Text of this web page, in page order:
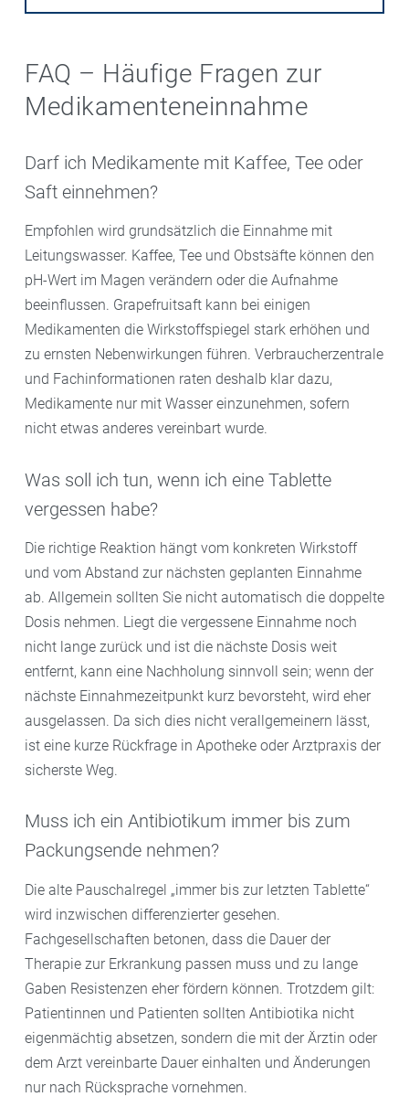
FAQ – Häufige Fragen zur
Medikamenteneinnahme
Darf ich Medikamente mit Kaffee, Tee oder
Saft einnehmen?
Empfohlen wird grundsätzlich die Einnahme mit
Leitungswasser. Kaffee, Tee und Obstsäfte können den
pH-Wert im Magen verändern oder die Aufnahme
beeinflussen. Grapefruitsaft kann bei einigen
Medikamenten die Wirkstoffspiegel stark erhöhen und
zu ernsten Nebenwirkungen führen. Verbraucherzentrale
und Fachinformationen raten deshalb klar dazu,
Medikamente nur mit Wasser einzunehmen, sofern
nicht etwas anderes vereinbart wurde.
Was soll ich tun, wenn ich eine Tablette
vergessen habe?
Die richtige Reaktion hängt vom konkreten Wirkstoff
und vom Abstand zur nächsten geplanten Einnahme
ab. Allgemein sollten Sie nicht automatisch die doppelte
Dosis nehmen. Liegt die vergessene Einnahme noch
nicht lange zurück und ist die nächste Dosis weit
entfernt, kann eine Nachholung sinnvoll sein; wenn der
nächste Einnahmezeitpunkt kurz bevorsteht, wird eher
ausgelassen. Da sich dies nicht verallgemeinern lässt,
ist eine kurze Rückfrage in Apotheke oder Arztpraxis der
sicherste Weg.
Muss ich ein Antibiotikum immer bis zum
Packungsende nehmen?
Die alte Pauschalregel „immer bis zur letzten Tablette“
wird inzwischen differenzierter gesehen.
Fachgesellschaften betonen, dass die Dauer der
Therapie zur Erkrankung passen muss und zu lange
Gaben Resistenzen eher fördern können. Trotzdem gilt:
Patientinnen und Patienten sollten Antibiotika nicht
eigenmächtig absetzen, sondern die mit der Ärztin oder
dem Arzt vereinbarte Dauer einhalten und Änderungen
nur nach Rücksprache vornehmen.